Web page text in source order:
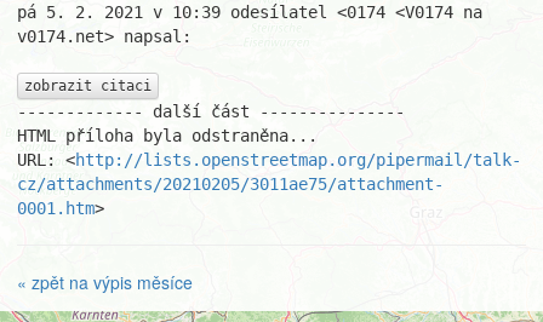
pá 5. 2. 2021 v 10:39 odesílatel <0174 <V0174 na
v0174.net> napsal:
zobrazit citaci
------------- další část ---------------
HTML příloha byla odstraněna...
URL: <http://lists.openstreetmap.org/pipermail/talk-
cz/attachments/20210205/3011ae75/attachment-
0001.htm>
« zpět na výpis měsíce